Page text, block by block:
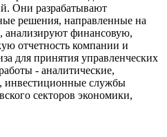
Они разрабатывают
решения, направленные на
анализируют финансовую,
отчетность компании и
для принятия управленческих
- аналитические,
инвестиционные службы
секторов экономики,